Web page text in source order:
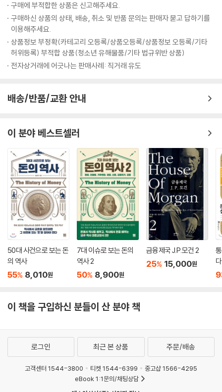
0년간 전 세계를 괴롭혀 온 잦은 금융 위기를 불러온 정책을 정당화하는
이론을 주장해 왔다. 그에 더해 그들은 개발도상국의 장기 발전 전망을 약
화시켰다. 부자 나라에서는 사람들로 하여금 새로운 기술의 위력을 과대평
가하도록 유도했고, 사람들의 생활을 점점 더 불안정하게 만들었으며, 경
제에 대한 국가의 통제력이 상실되는 현상을 모르는 체하도록 했고, 탈산
업화 현상에 안주하도록 만들었다. 게다가 대부분의 사람들이 바람직하지
리적인 사람의 본성과 각자 생산 기여도에 따라 보상받을 필요성을 감안할
다. 지난 30여 년 동안 경제학이 한 짓은 사람들에게 실제로 해를 끼쳤다.
--- Thing 23 '좋은 경제 정책을 세우는데 좋은 경제학자가 필요한 건
아니다' 중에서
다른 사람의 잘못된 결정에
우리가 희생되지 않으려면…
장 교수에 따르면 자본주의는 "수많은 문제점과 제약에도 불구하고 인류
가 만들어 낸 가장 좋은 경제 시스템"이다. 문제는 단지 "지난 30여 년간 세
이런 사실을 알리기 위해, 다시 말해 자유 시장 체제가 자본주의를 운영하
는 유일한 방법이 아니며, 지난 30년 동안의 성적표가 말해 주듯 최선의
로 만들어야 하고 그렇게 만들 수 있음을 보여 주기 위해 장 교수는 『23가
지』를 썼다.
그렇다. 장 교수의 말처럼 "우리가 사는 세상은 인간의 힘으로 만들 수 있는
여러 세상 중 가장 나은 세상이 아니다." 만일 우리가 과거에 내린 결정과
다른 결정을 내렸더라면 우리는 지금 다른 세상에 살고 있을 것이다. "이런
점들을 고려해 볼 때 우리는 돈 많고 힘 있는 사람들이 내리는 결정들이 확
고한 증거와 제대로 된 논리에 근거한 것들인지를 따져 봐야 한다. 그런 후
에야 기업, 정부, 국제기구 등에도 올바르게 행동하라고 요구할 수 있다. 결
정을 내릴 힘을 가진 사람들은 상황이 아무리 불행하고 불공평해도 그렇게
된 것은 피할 수 없는 일이었고, 따라서 변화를 가져올 방법도 없다고 말한
다." 그런 그들의 결정에 희생되지 않으려면 경제 시민으로서의 권리를 적
극적으로 행사해야 한다.
지식iN'이자 지금의 잘못된 자본주의가 아닌 '진짜 자본주의'에 대해 알려
주는 이야기 모음이다. 동시에 사람들이 '경제 시민으로서의 권리'를 적극
적으로 행사하는 데 필요한 경제가 돌아가는 원리를 설명하는 '경제학 입
그렇다면 『23가지』는 어떻게 읽는 것이 효과적인가. 그 점에 대해서는 장
구매에 부적합한 상품은 신고해주세요.
구매하신 상품의 상태, 배송, 취소 및 반품 문의는 판매자 묻고 답하기를
이용해주세요.
상품정보 부정확(카테고리 오등록/상품오등록/상품정보 오등록/기타
허위등록) 부적합 상품(청소년 유해물품/기타 법규위반 상품)
전자상거래에 어긋나는 판매사례: 직거래 유도
배송/반품/교환 안내
이 분야 베스트셀러
50대 사건으로 보는 돈
의 역사
55% 8,010원
7대 이슈로 보는 돈의
역사 2
50% 8,900원
금융제국 J.P.모건 2
25% 15,000원
다
이 책을 구입하신 분들이 산 분야 책
로그인 최근 본 상품 주문/배송
고객센터 1544-3800 티켓 1544-6399
중고샵 1566-4295
eBook 1:1문의/채팅상담